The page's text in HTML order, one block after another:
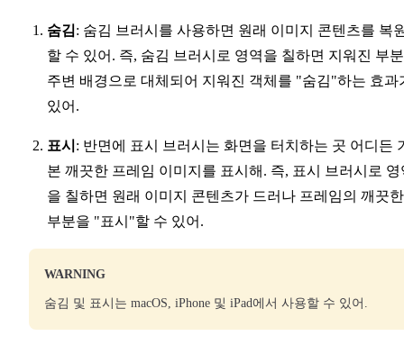
숨김: 숨김 브러시를 사용하면 원래 이미지 콘텐츠를 복
할 수 있어. 즉, 숨김 브러시로 영역을 칠하면 지워진 부
주변 배경으로 대체되어 지워진 객체를 "숨김"하는 효과
있어.
표시 : 반면에 표시 브러시는 화면을 터치하는 곳 어디든
본 깨끗한 프레임 이미지를 표시해. 즉, 표시 브러시로 영
을 칠하면 원래 이미지 콘텐츠가 드러나 프레임의 깨끗한
부분을 "표시"할 수 있어.
WARNING
숨김 및 표시는 macOS, iPhone 및 iPad에서 사용할 수 있어.